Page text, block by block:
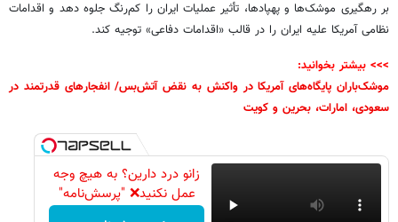
بر رهگیری موشک‌ها و پهپادها، تأثیر عملیات ایران را کم‌رنگ جلوه دهد و اقدامات
نظامی آمریکا علیه ایران را در قالب «اقدامات دفاعی» توجیه کند.
>>> بیشتر بخوانید:
موشک‌باران پایگاه‌های آمریکا در واکنش به نقض آتش‌بس/ انفجارهای قدرتمند در
سعودی، امارات، بحرین و کویت
زانو درد دارین؟ به هیچ وجه
عمل نکنید❌ "پرسش‌نامه"